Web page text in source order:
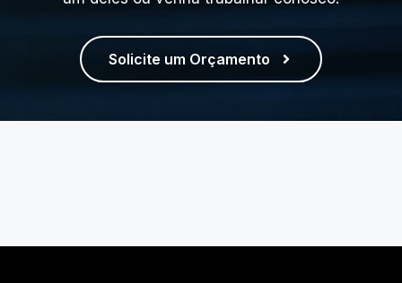
Solicite um Orçamento